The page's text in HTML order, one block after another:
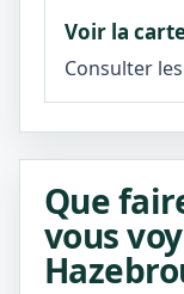
Voir la
Consulter
Que
vous